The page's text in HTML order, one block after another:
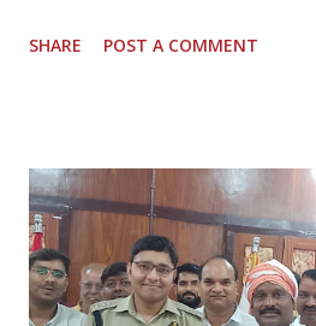
तरह राजस्थान में भी डॉक्टर्स एंड हॉस्पिटल
घोषित किया जाना चाहिए। सभी अस्पतालों में
उन्हें पूरी तरह से सुरक्षित रखा जाना चाहिए।
पक्का करना चाहिए कि पुलिस पेट्रोलिंग
पेट्रोलिंग करें।
SHARE POST A COMMENT